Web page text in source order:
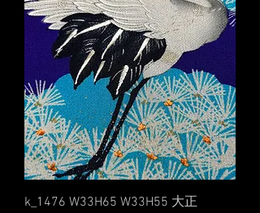
k_1476 W33H65 W33H55 大正